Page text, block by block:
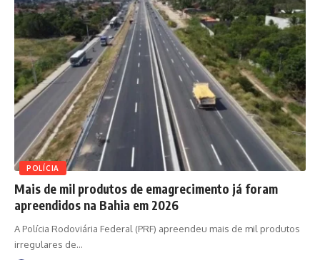
POLÍCIA
Mais de mil produtos de emagrecimento já foram
apreendidos na Bahia em 2026
A Polícia Rodoviária Federal (PRF) apreendeu mais de mil produtos
irregulares de…